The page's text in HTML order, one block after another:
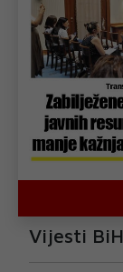
Vijesti BiH